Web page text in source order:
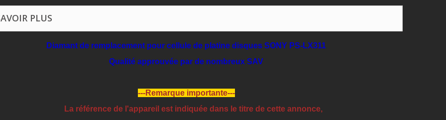
PLUS
Diamant de remplacement pour cellule de platine disques SONY PS-LX311
Qualité approuvée par de nombreux SAV
---Remarque importante---
La référence de l'appareil est indiquée dans le titre de cette annonce,